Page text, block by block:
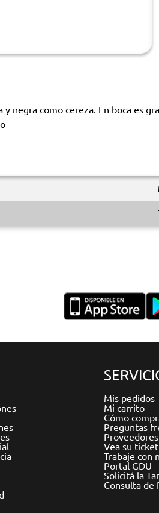
negra como cereza. En boca es
Mis pedidos
Mi carrito
Cómo
Preguntas
Proveedores
Vea su
Trabaje con
Portal GDU
Solicitá la
Consulta de